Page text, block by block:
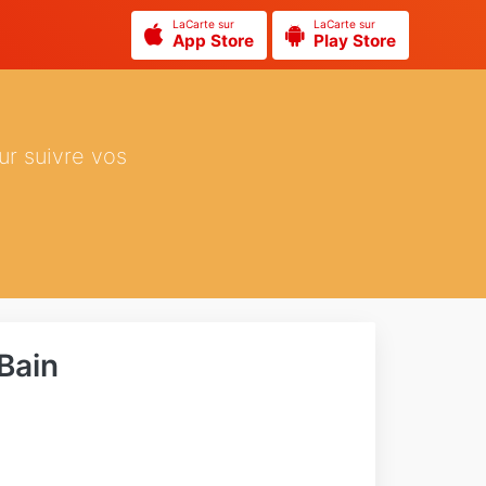
LaCarte sur
App Store
LaCarte sur
Play Store
suivre vos